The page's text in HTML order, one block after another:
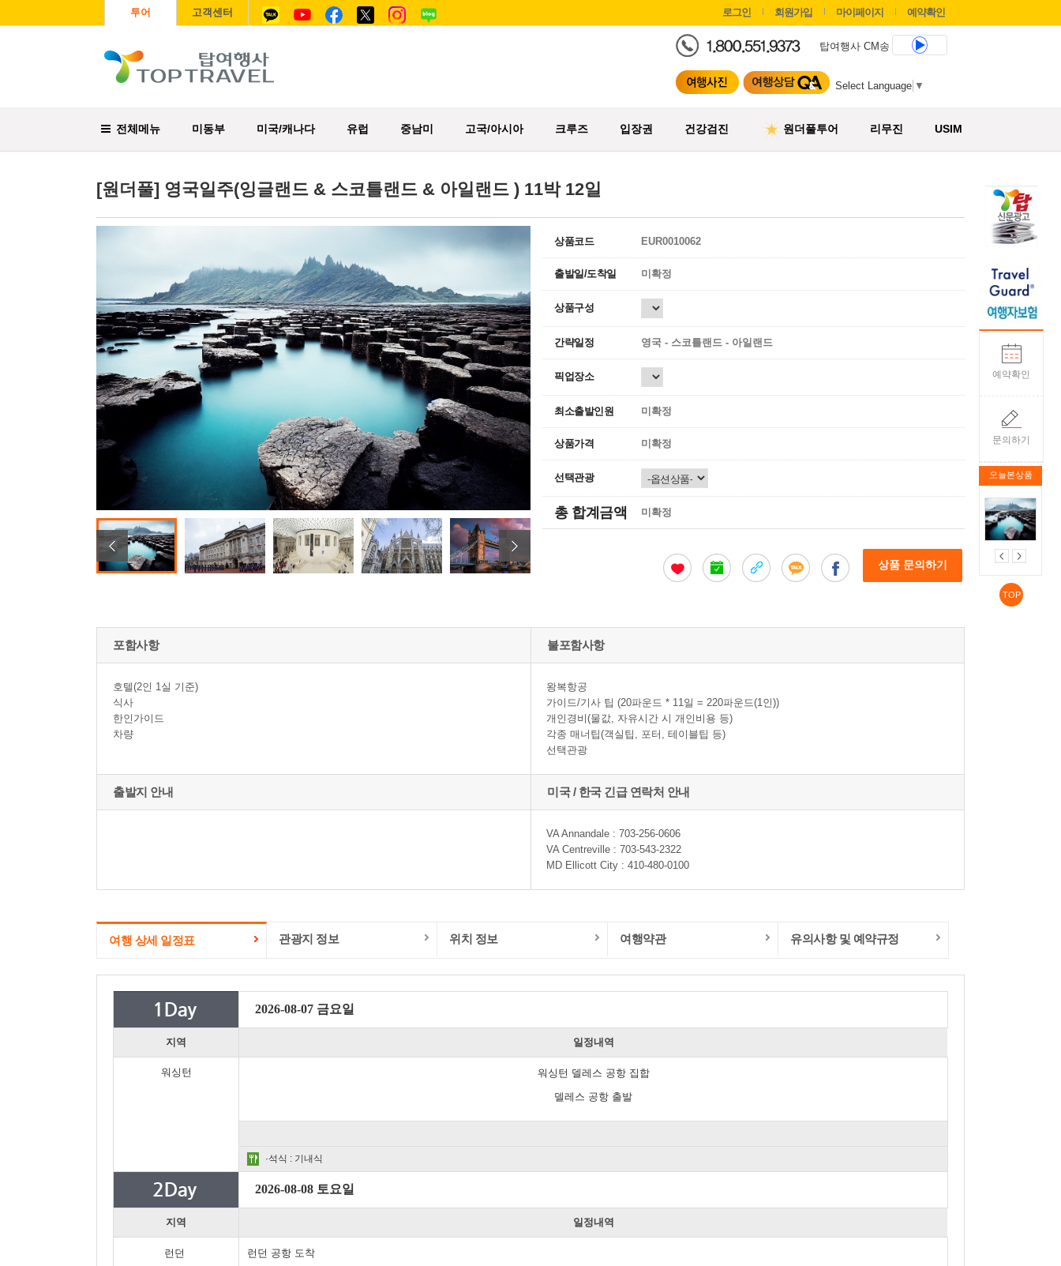
예약확인
문의하기
오늘본상품
TOP
투어 고객센터 로그인 회원가입 마이페이지 예약확인
탑여행사 CM송
Select Language ▼
전체메뉴 미동부 미국/캐나다 유럽 중남미 고국/아시아 크루즈 입장권 건강검진 원더풀투어 리무진 USIM
[원더풀] 영국일주(잉글랜드 & 스코틀랜드 & 아일랜드 ) 11박 12일
상품코드 EUR0010062
출발일/도착일 미확정
상품구성
간략일정 영국 - 스코틀랜드 - 아일랜드
픽업장소
최소출발인원 미확정
상품가격 미확정
선택관광
총 합계금액 미확정
상품 문의하기
포함사항
호텔(2인 1실 기준)
식사
한인가이드
차량
불포함사항
왕복항공
가이드/기사 팁 (20파운드 * 11일 = 220파운드(1인))
개인경비(물값, 자유시간 시 개인비용 등)
각종 매너팁(객실팁, 포터, 테이블팁 등)
선택관광
출발지 안내 미국 / 한국 긴급 연락처 안내
VA Annandale : 703-256-0606
VA Centreville : 703-543-2322
MD Ellicott City : 410-480-0100
여행 상세 일정표 관광지 정보 위치 정보 여행약관 유의사항 및 예약규정
2026-08-07 금요일
지역 일정내역
워싱턴
워싱턴 델레스 공항 집합
델레스 공항 출발
·석식 : 기내식
2026-08-08 토요일
지역 일정내역
런던
런던 공항 도착